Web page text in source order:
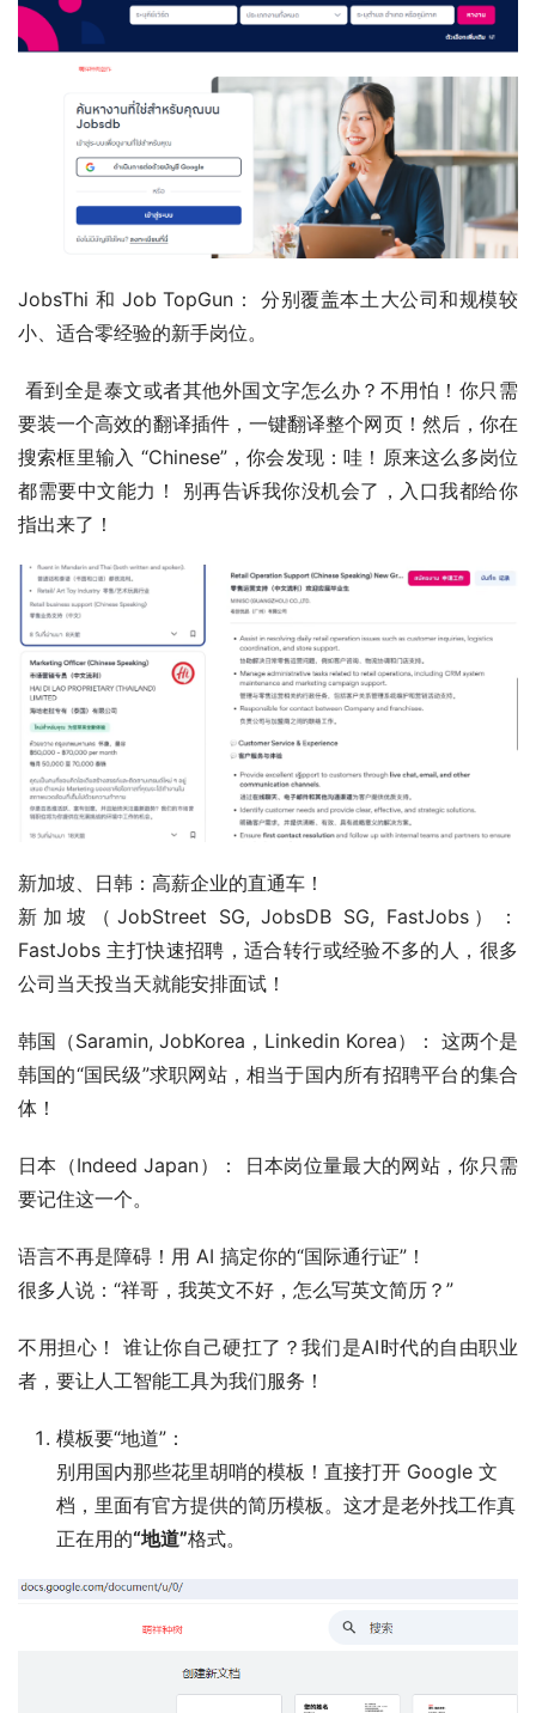
JobsThi 和 Job TopGun： 分别覆盖本土大公司和规模较
小、适合零经验的新手岗位。
要装一个高效的翻译插件，一键翻译整个网页！然后，你在
搜索框里输入 “Chinese”，你会发现：哇！原来这么多岗位
都需要中文能力！ 别再告诉我你没机会了，入口我都给你
指出来了！
新加坡、日韩：高薪企业的直通车！
新加坡（JobStreet SG, JobsDB SG, FastJobs）：
FastJobs 主打快速招聘，适合转行或经验不多的人，很多
公司当天投当天就能安排面试！
韩国（Saramin, JobKorea，Linkedin Korea）： 这两个是
韩国的“国民级”求职网站，相当于国内所有招聘平台的集合
体！
日本（Indeed Japan）： 日本岗位量最大的网站，你只需
要记住这一个。
语言不再是障碍！用 AI 搞定你的“国际通行证”！
很多人说：“祥哥，我英文不好，怎么写英文简历？”
不用担心！ 谁让你自己硬扛了？我们是AI时代的自由职业
者，要让人工智能工具为我们服务！
模板要“地道”：
别用国内那些花里胡哨的模板！直接打开 Google 文
档，里面有官方提供的简历模板。这才是老外找工作真
正在用的“地道”格式。